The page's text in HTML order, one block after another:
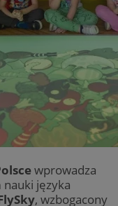
wprowadza
języka
, wzbogacony